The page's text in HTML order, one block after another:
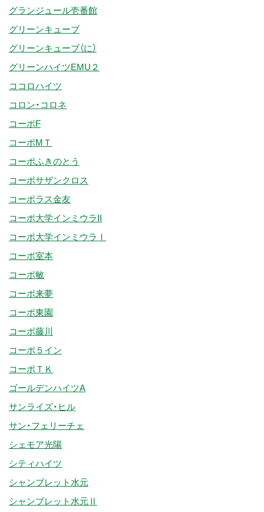
グランジュール壱番館
グリーンキューブ
グリーンキューブ（に）
グリーンハイツEMU２
ココロハイツ
コロン・コロネ
コーポF
コーポMＴ
コーポふきのとう
コーポサザンクロス
コーポラス金友
コーポ大学インミウラII
コーポ大学インミウラⅠ
コーポ室本
コーポ敏
コーポ来夢
コーポ東園
コーポ藤川
コーポ５イン
コーポＴＫ
ゴールデンハイツA
サンライズ・ヒル
サン・フェリーチェ
シェモア光陽
シティハイツ
シャンブレット水元
シャンブレット水元Ⅱ